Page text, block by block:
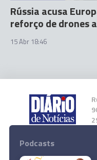
Rússia acusa
reforço de drones
15 Abr 18:46
Podcasts